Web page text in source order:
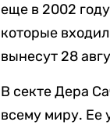
еще в 2002
которые
вынесут 28
В секте Дера
всему миру. Ее